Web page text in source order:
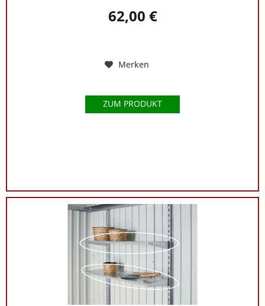
62,00 €
Merken
ZUM PRODUKT